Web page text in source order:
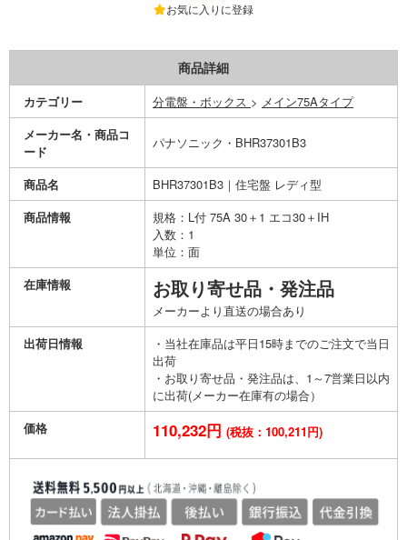
お気に入りに登録
商品詳細
カテゴリー 分電盤・ボックス > メイン75Aタイプ
メーカー名・商品コ
ード
パナソニック・BHR37301B3
商品名
BHR37301B3｜住宅盤 レディ型
商品情報
規格：L付 75A 30＋1 エコ30＋IH
入数：1
単位：面
在庫情報
お取り寄せ品・発注品
メーカーより直送の場合あり
出荷日情報
・当社在庫品は平日15時までのご注文で当日
出荷
・お取り寄せ品・発注品は、1～7営業日以内
に出荷(メーカー在庫有の場合）
価格
110,232円 (税抜：100,211円)